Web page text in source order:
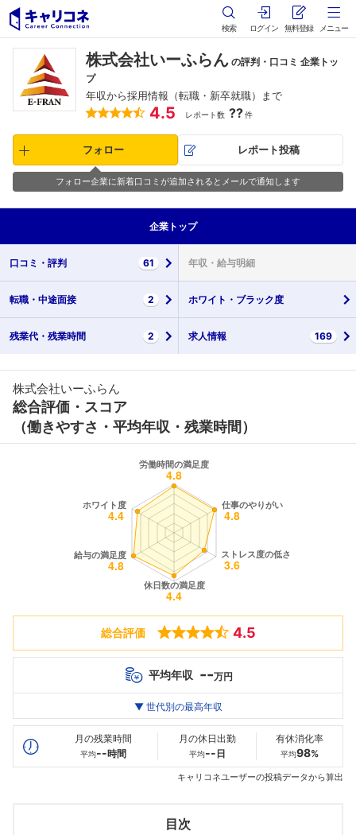
検索 ログイン 無料登録 メニュー
株式会社いーふらん の評判・口コミ 企業トッ
プ
年収から採用情報（転職・新卒就職）まで
4.5 レポート数 ??件
フォロー レポート投稿
フォロー企業に新着口コミが追加されるとメールで通知します
企業 トップ
口コミ・ 評判 61 年収・ 給与明細
転職・ 中途面接 2 ホワイト・ ブラック度
残業代・ 残業時間 2 求人情報 169
株式会社いーふらん
総合評価・スコア
（働きやすさ・平均年収・残業時間）
総合評価 4.5
平均年収 --万円
最高年収
20代
--万
30代
--万
--万
▼ 世代別の最高年収
月の残業時間
平均--時間
月の休日出勤
平均-- 日
有休消化率
平均98%
キャリコネユーザーの投稿データから算出
目次